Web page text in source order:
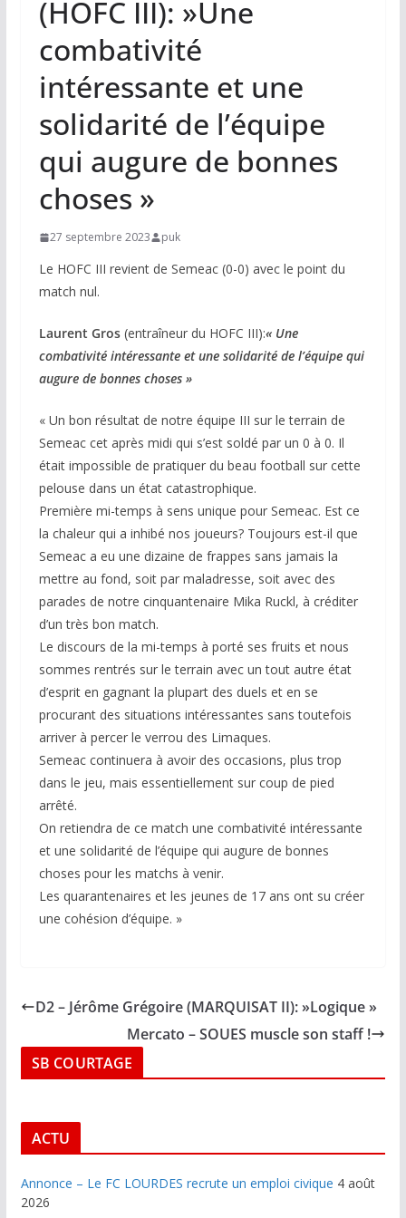
(HOFC III): »Une
combativité
intéressante et une
solidarité de l’équipe
qui augure de bonnes
choses »
27 septembre 2023 puk
Le HOFC III revient de Semeac (0-0) avec le point du
match nul.
Laurent Gros(entraîneur du HOFC III):« Une
combativité intéressante et une solidarité de l’équipe qui
augure de bonnes choses »
« Un bon résultat de notre équipe III sur le terrain de
Semeac cet après midi qui s’est soldé par un 0 à 0. Il
était impossible de pratiquer du beau football sur cette
pelouse dans un état catastrophique.
Première mi-temps à sens unique pour Semeac. Est ce
la chaleur qui a inhibé nos joueurs? Toujours est-il que
Semeac a eu une dizaine de frappes sans jamais la
mettre au fond, soit par maladresse, soit avec des
parades de notre cinquantenaire Mika Ruckl, à créditer
d’un très bon match.
Le discours de la mi-temps à porté ses fruits et nous
sommes rentrés sur le terrain avec un tout autre état
d’esprit en gagnant la plupart des duels et en se
procurant des situations intéressantes sans toutefois
arriver à percer le verrou des Limaques.
Semeac continuera à avoir des occasions, plus trop
dans le jeu, mais essentiellement sur coup de pied
arrêté.
On retiendra de ce match une combativité intéressante
et une solidarité de l’équipe qui augure de bonnes
choses pour les matchs à venir.
Les quarantenaires et les jeunes de 17 ans ont su créer
une cohésion d’équipe. »
D2 – Jérôme Grégoire (MARQUISAT II): »Logique »
Mercato – SOUES muscle son staff !
SB COURTAGE
ACTU
Annonce – Le FC LOURDES recrute un emploi civique 4 août
2026